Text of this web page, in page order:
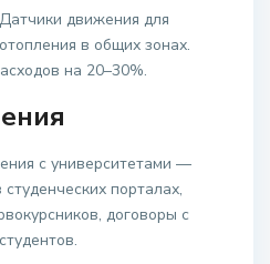
Датчики движения для
в общих зонах.
на 20–30%.
с университетами —
порталах,
договоры с